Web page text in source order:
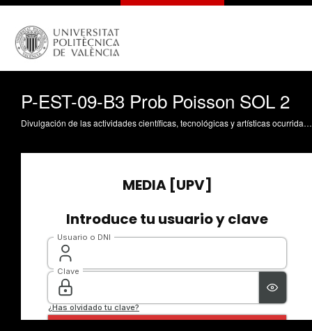
P-EST-09-B3 Prob Poisson SOL 2
Divulgación de las actividades científicas, tecnológicas y artísticas ocurridas en los tres campus de la UPV